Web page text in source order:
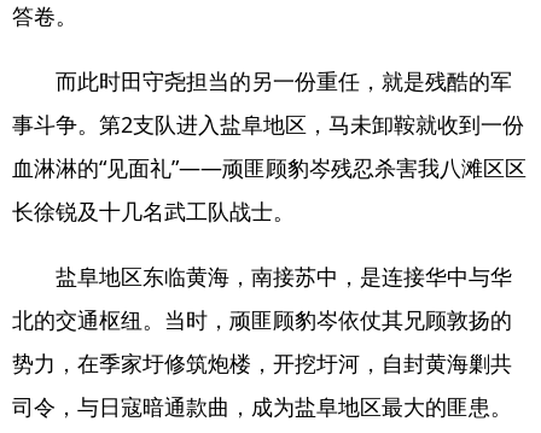
答卷。
而此时田守尧担当的另一份重任，就是残酷的军
事斗争。第2支队进入盐阜地区，马未卸鞍就收到一份
血淋淋的“见面礼”——顽匪顾豹岑残忍杀害我八滩区区
长徐锐及十几名武工队战士。
盐阜地区东临黄海，南接苏中，是连接华中与华
北的交通枢纽。当时，顽匪顾豹岑依仗其兄顾敦扬的
势力，在季家圩修筑炮楼，开挖圩河，自封黄海剿共
司令，与日寇暗通款曲，成为盐阜地区最大的匪患。